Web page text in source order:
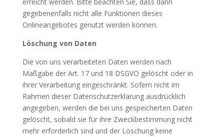
gegebenenfalls nicht alle Funktionen dieses
Onlineangebotes genutzt werden können.
Löschung von Daten
Die von uns verarbeiteten Daten werden nach
Maßgabe der Art. 17 und 18 DSGVO gelöscht oder in
ihrer Verarbeitung eingeschränkt. Sofern nicht im
Rahmen dieser Datenschutzerklärung ausdrücklich
angegeben, werden die bei uns gespeicherten Daten
gelöscht, sobald sie für ihre Zweckbestimmung nicht
mehr erforderlich sind und der Löschung keine